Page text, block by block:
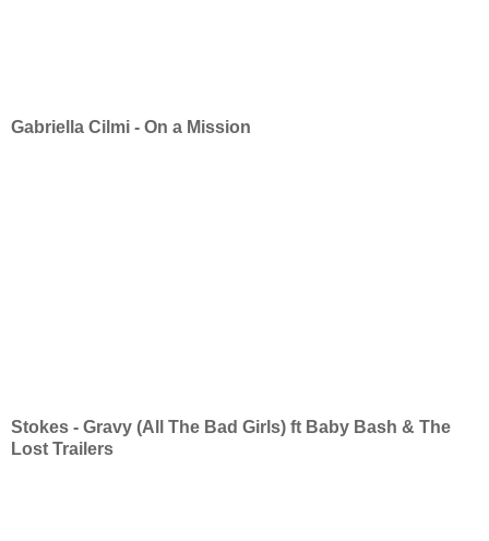
Gabriella Cilmi - On a Mission
Stokes - Gravy (All The Bad Girls) ft Baby Bash & The
Lost Trailers